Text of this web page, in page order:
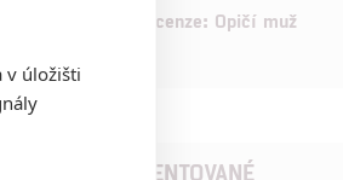
Recenze: Opičí muž
KOMENTOVANÉ
v úložišti